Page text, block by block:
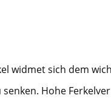
widmet sich dem
senken. Hohe